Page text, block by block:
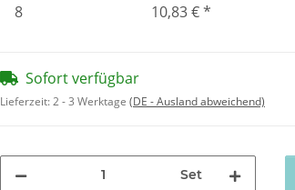
8
10,83 €*
Sofort verfügbar
Lieferzeit:2 - 3 Werktage (DE - Ausland abweichend)
Set